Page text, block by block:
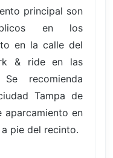
principal son
en los
en la calle del
& ride en las
recomienda
Tampa de
aparcamiento en
pie del recinto.